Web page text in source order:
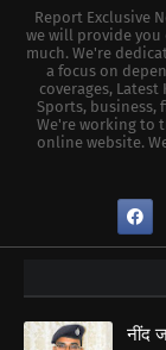
Report Exclusive
we will provide
much. We're
a focus on
coverages,
Sports, business,
We're working to
online website.
नींद